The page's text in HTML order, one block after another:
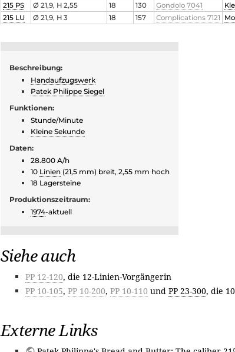
215 PS
Ø 21,9, H 2,55 18 130 Gondolo 7041
215 LU
Ø 21,9, H 3 18 157 Complications 7121
Beschreibung:
Handaufzugswerk
Patek Philippe Siegel
Funktionen:
Stunde/Minute
Kleine Sekunde
Daten:
28.800 A/h
10 Linien (21,5 mm) breit, 2,55 mm hoch
18 Lagersteine
Produktionszeitraum:
1974-aktuell
Siehe auch
PP 12-120, die 12-Linien-Vorgängerin
PP 10-105, PP 10-200, PP 10-110 und PP 23-300, die
Externe Links